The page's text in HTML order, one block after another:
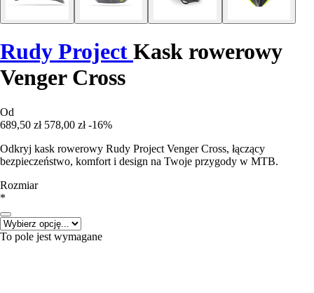
Rudy Project Kask rowerowy
Venger Cross
Od
689,50 zł 578,00 zł -16%
Odkryj kask rowerowy Rudy Project Venger Cross, łączący
bezpieczeństwo, komfort i design na Twoje przygody w MTB.
Rozmiar
*
To pole jest wymagane